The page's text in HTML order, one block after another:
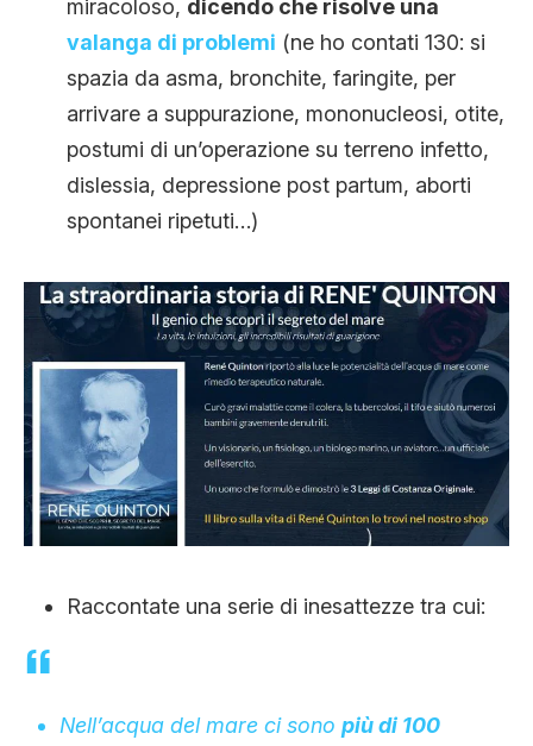
miracoloso, dicendo che risolve una
valanga di problemi (ne ho contati 130: si
spazia da asma, bronchite, faringite, per
arrivare a suppurazione, mononucleosi, otite,
postumi di un’operazione su terreno infetto,
dislessia, depressione post partum, aborti
spontanei ripetuti…)
Raccontate una serie di inesattezze tra cui:
Nell’acqua del mare ci sono più di 100